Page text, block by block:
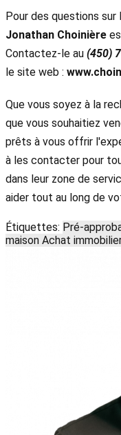
Pour des questions
Jonathan Choinière
Contactez-le au (450)
le site web :
Que vous soyez à la
que vous souhaitiez
prêts à vous offrir
à les contacter pour
dans leur zone de
aider tout au long de
Étiquettes: Pré-
maison Achat